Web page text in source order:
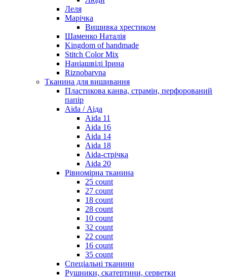
Леля
Марічка
Вишивка хрестиком
Шаменко Наталія
Kingdom of handmade
Stitch Color Mix
Наніашвілі Ірина
Riznobarvna
Тканина для вишивання
Пластикова канва, страмін, перфорований
папір
Aida / Аіда
Aida 11
Aida 16
Aida 14
Aida 18
Aida-стрічка
Aida 20
Рівномірна тканина
25 count
27 count
18 count
28 count
10 count
32 count
22 count
16 count
35 count
Спеціальні тканини
Рушники, скатертини, серветки